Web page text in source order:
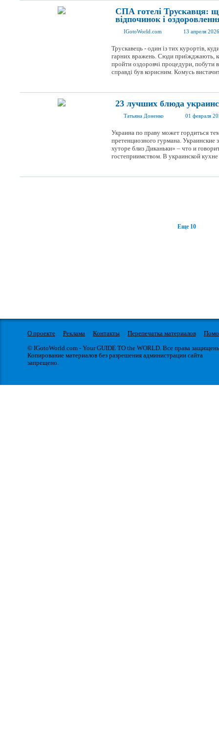
СПА готелі Трускавця:
відпочинок і
IGotoWorld.com 13 апреля 2026
Трускавець - один із тих курортів,
гарних вражень. Сюди приїжджають,
пройти оздоровчі процедури, побути
справді був корисним. Комусь
23 лучших блюда
Татьяна Доненко 01 февраля
Украина по праву может гордиться
претенциозного гурмана. Украинские
хуторе близ Диканьки» – что и
гостеприимством. В украинской кухне
Еще 10
О проекте Реклама Контакты Перепечатка материалов
© IGotoWorld.com - Your GUIDE TO the WORLD. Все права
Копирование материалов без разрешения администрации сайта
запрещено.